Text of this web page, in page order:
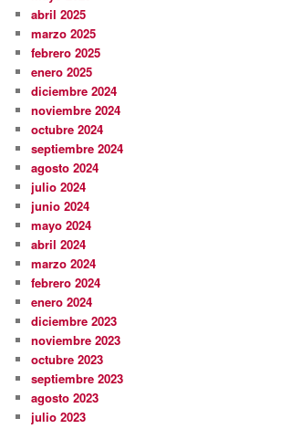
abril 2025
marzo 2025
febrero 2025
enero 2025
diciembre 2024
noviembre 2024
octubre 2024
septiembre 2024
agosto 2024
julio 2024
junio 2024
mayo 2024
abril 2024
marzo 2024
febrero 2024
enero 2024
diciembre 2023
noviembre 2023
octubre 2023
septiembre 2023
agosto 2023
julio 2023